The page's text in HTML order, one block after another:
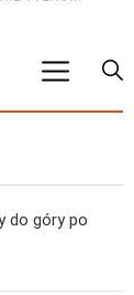
do góry po